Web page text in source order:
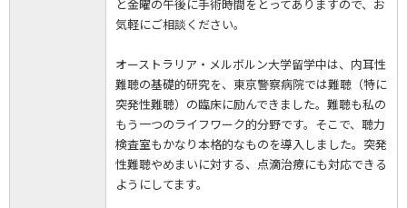
と金曜の午後に手術時間をとってありますので、お
気軽にご相談ください。
オーストラリア・メルボルン大学留学中は、内耳性
難聴の基礎的研究を、東京警察病院では難聴（特に
突発性難聴）の臨床に励んできました。難聴も私の
もう一つのライフワーク的分野です。そこで、聴力
検査室もかなり本格的なものを導入しました。突発
性難聴やめまいに対する、点滴治療にも対応できる
ようにしてます。